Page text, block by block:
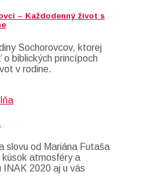
– Každodenný život s
Sochorovcov, ktorej
o biblických princípoch
v rodine.
slovu od Mariána Futaša
atmosféry a
INAK 2020 aj u vás